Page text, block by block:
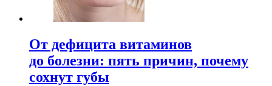
От дефицита витаминов
до болезни: пять причин, почему
сохнут губы